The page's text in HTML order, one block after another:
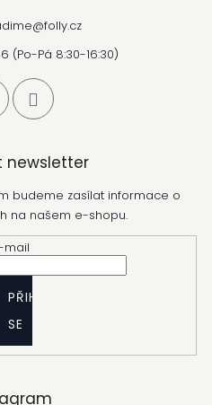
@folly.cz
(Po-Pá 8:30-16:30)
newsletter
budeme zasílat informace o
na našem e-shopu.
mail
PŘIHLÁSIT
SE